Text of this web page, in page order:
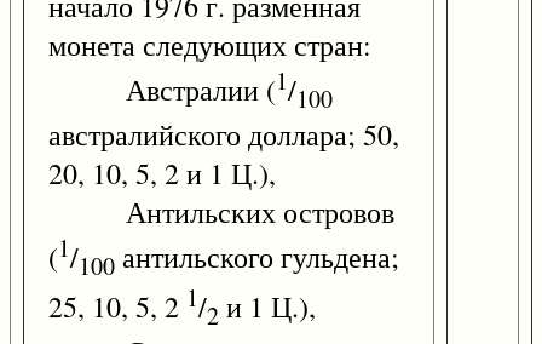
монета следующих стран:
Австралии (1/100
австралийского доллара; 50,
20, 10, 5, 2 и 1 Ц.),
Антильских островов
(1/100 антильского гульдена;
25, 10, 5, 2 1/2 и 1 Ц.),